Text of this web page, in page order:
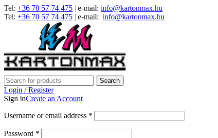
Tel: +36 70 57 74 475 | e-mail: info@kartonmax.hu
Tel: +36 70 57 74 475 | e-mail: info@kartonmax.hu
Search
Login / Register
Sign inCreate an Account
Username or email address *
Password *